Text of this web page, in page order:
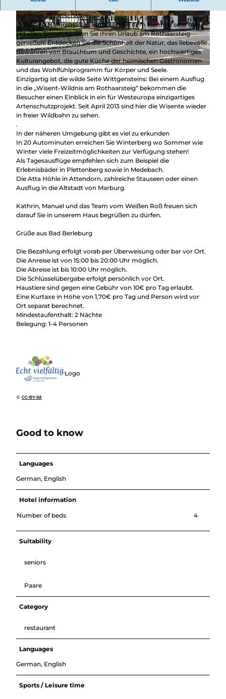
mit ihren 23 Ortschaften.
In diesem Naturparadies kommen Sie dem Himmel sehr nah..
Mit allen Sinnen können Sie Ihren Urlaub am Rothaarsteig
genießen: Entdecken Sie die Schönheit der Natur, das liebevolle
Bewahren von Brauchtum und Geschichte, ein hochwertiges
Kulturangebot, die gute Küche der heimischen Gastronomen
und das Wohlfühlprogramm für Körper und Seele.
Einzigartig ist die wilde Seite Wittgensteins: Bei einem Ausflug
in die „Wisent-Wildnis am Rothaarsteig“ bekommen die
Besucher einen Einblick in ein für Westeuropa einzigartiges
Artenschutzprojekt. Seit April 2013 sind hier die Wisente wieder
in freier Wildbahn zu sehen.
.
In der näheren Umgebung gibt es viel zu erkunden
In 20 Autominuten erreichen Sie Winterberg wo Sommer wie
Winter viele Freizeitmöglichkeiten zur Verfügung stehen!
Als Tagesausflüge empfehlen sich zum Beispiel die
Erlebnisbäder in Plettenberg sowie in Medebach.
Die Atta Höhle in Attendorn, zahlreiche Stauseen oder einen
Ausflug in die Altstadt von Marburg.
Kathrin, Manuel und das Team vom Weißen Roß freuen sich
darauf Sie in unserem Haus begrüßen zu dürfen.
Grüße aus Bad Berleburg
Die Bezahlung erfolgt vorab per Überweisung oder bar vor Ort.
Die Anreise ist von 15:00 bis 20:00 Uhr möglich.
Die Abreise ist bis 10:00 Uhr möglich.
Die Schlüsselübergabe erfolgt persönlich vor Ort.
Haustiere sind gegen eine Gebühr von 10€ pro Tag erlaubt.
Eine Kurtaxe in Höhe von 1,70€ pro Tag und Person wird vor
Ort separat berechnet.
Mindestaufenthalt: 2 Nächte
Belegung: 1-4 Personen
© CC-BY-SA
Logo
Good to know
Languages
German, English
Hotel information
Number of beds 4
Suitability
seniors
Paare
Category
restaurant
Languages
German, English
Sports / Leisure time